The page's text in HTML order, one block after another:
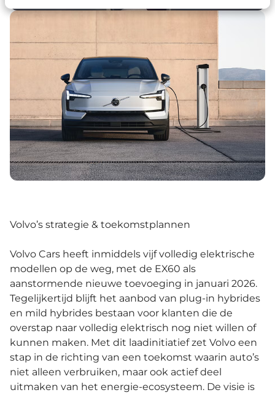
Volvo’s strategie & toekomstplannen
Volvo Cars heeft inmiddels vijf volledig elektrische
modellen op de weg, met de EX60 als
aanstormende nieuwe toevoeging in januari 2026.
Tegelijkertijd blijft het aanbod van plug-in hybrides
en mild hybrides bestaan voor klanten die de
overstap naar volledig elektrisch nog niet willen of
kunnen maken. Met dit laadinitiatief zet Volvo een
stap in de richting van een toekomst waarin auto’s
niet alleen verbruiken, maar ook actief deel
uitmaken van het energie-ecosysteem. De visie is